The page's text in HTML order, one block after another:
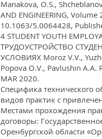
Manakova, O.S.,
AND ENGINEERING,
10.1063/5.0064428,
4 STUDENT YOUTH
ТРУДОУСТРОЙСТВО
УСЛОВИЯХ Moroz V.V.,
Popova O.V., Pavlushin A.A.
MAR 2020.
Специфика технического
видов практик с
Местами прохождения
договоры:
Оренбургской области